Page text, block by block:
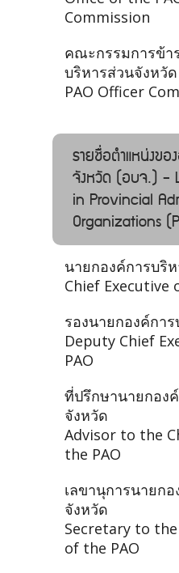
Commission
คณะกรรมการข้า
บริหารส่วนจังหวัด
PAO Officer
รายชื่อตำแหน่งขอ
จังหวัด (อบจ.) -
in Provincial
Organizations
นายกองค์การบริ
Chief Executive
รองนายกองค์กา
Deputy Chief
PAO
ที่ปรึกษานายกอง
จังหวัด
Advisor to the
the PAO
เลขานุการนายก
จังหวัด
Secretary to
of the PAO